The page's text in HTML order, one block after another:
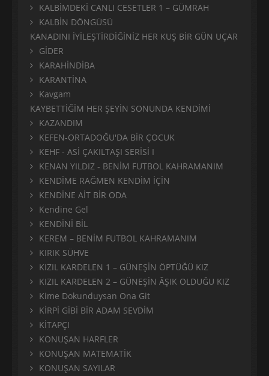
KALBİMDEKİ CANLI CESETLER 1 – GÜMRAH
KALBİN DÖNGÜSÜ
KANADINI İYİLEŞTİRDİĞİNİZ HER KUŞ BİR GÜN UÇAR
GİDER
KARAHİNDİBA
KARANTİNA
Kavgam
KAYBETTİĞİM HER ŞEYİN SONUNDA KENDİMİ
KAZANDIM
KEFEN-ORTADOĞU'DA BİR ÇOCUK
KEHF - ASİ ÇAKILTAŞI SERİSİ I
KENAN YILDIZ - BENİM FUTBOL KAHRAMANIM
KENDİME RAĞMEN KENDİM İÇİN
KENDİNE AİT BİR ODA
Kendine Gel
KENDİNİ BİL
KEREM – BENİM FUTBOL KAHRAMANIM
KIRIK SÜHVE
KIZIL KARDELEN 1 – GÜNEŞİN ÖPTÜĞÜ KIZ
KIZIL KARDELEN 2 – GÜNEŞİN ÂŞIK OLDUĞU KIZ
Kime Dokunduysan Ona Git
KİRPİ GİBİ BİR ADAM SEVDİM
KİTAPÇI
KONUŞAN HARFLER
KONUŞAN MATEMATİK
KONUŞAN SAYILAR